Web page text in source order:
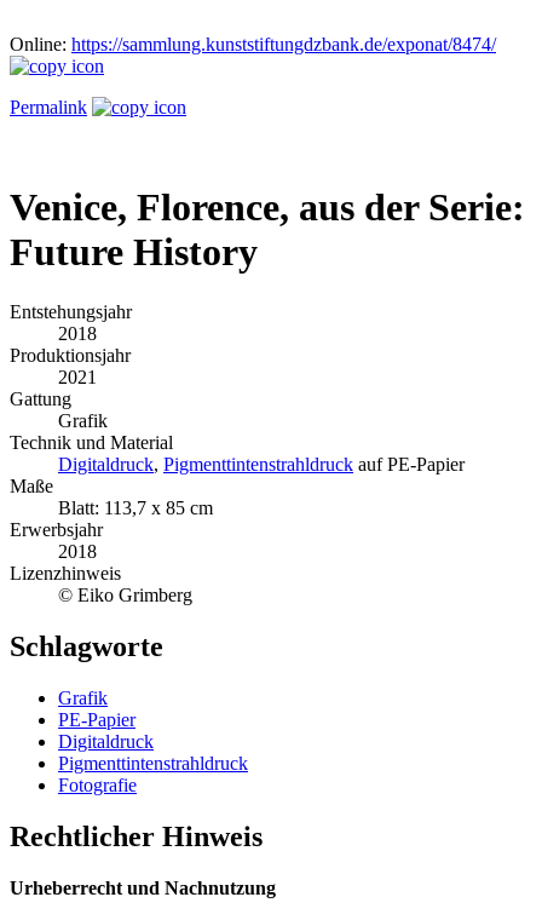
Online: https://sammlung.kunststiftungdzbank.de/exponat/8474/
Permalink
Venice, Florence, aus der Serie:
Future History
Entstehungsjahr
2018
Produktionsjahr
2021
Gattung
Grafik
Technik und Material
Digitaldruck, Pigmenttintenstrahldruck auf PE-Papier
Maße
Blatt: 113,7 x 85 cm
Erwerbsjahr
2018
Lizenzhinweis
© Eiko Grimberg
Schlagworte
Grafik
PE-Papier
Digitaldruck
Pigmenttintenstrahldruck
Fotografie
Rechtlicher Hinweis
Urheberrecht und Nachnutzung